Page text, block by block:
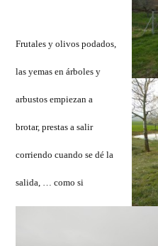
Frutales y olivos podados,
las yemas en árboles y
arbustos empiezan a
brotar, prestas a salir
corriendo cuando se dé la
salida, … como si